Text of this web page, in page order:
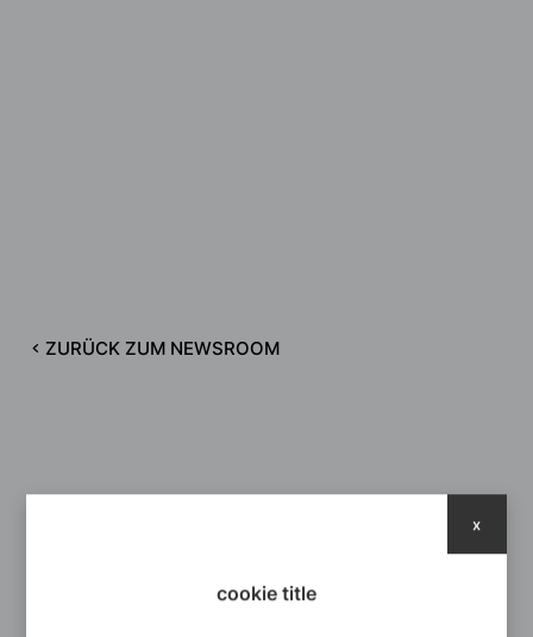
ZURÜCK ZUM NEWSROOM
cookie title
x